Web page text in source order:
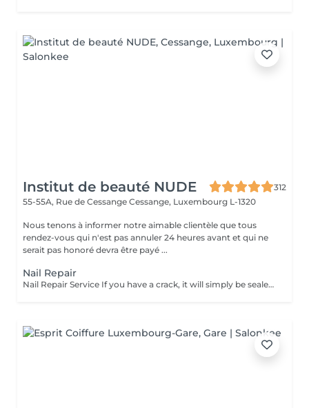
Institut de beauté NUDE
312
55-55A, Rue de Cessange Cessange, Luxembourg L-1320
Nous tenons à informer notre aimable clientèle que tous
rendez-vous qui n'est pas annuler 24 heures avant et qui ne
serait pas honoré devra être payé ...
Nail Repair
Nail Repair Service If you have a crack, it will simply be sealed. If a small corner of the nail is missing, it can be restored. However, if full nail extension is needed, that is a different procedure. This repair service only includes fixing cracks or restoring minor nail damage and does not involve nail extensions.